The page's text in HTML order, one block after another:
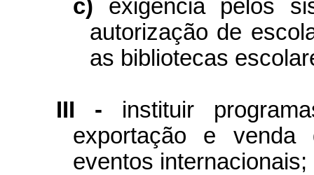
c)
exigência pelos
autorização de
as bibliotecas
III -
instituir
exportação e
eventos internacionais;